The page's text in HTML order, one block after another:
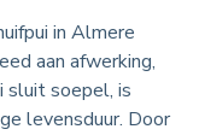
in Almere
aan afwerking,
sluit soepel, is
levensduur. Door